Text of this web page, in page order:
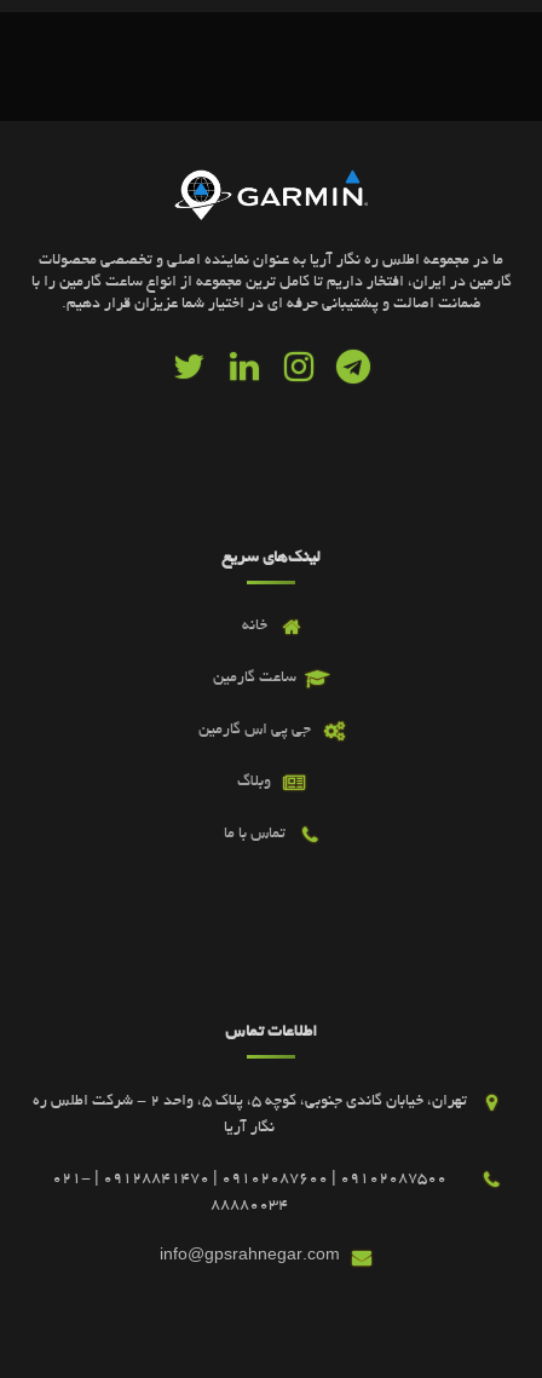
ما در مجموعه اطلس ره نگار آریا به عنوان نماینده اصلی و تخصصی محصولات
گارمین در ایران، افتخار داریم تا کامل ترین مجموعه از انواع ساعت گارمین را با
ضمانت اصالت و پشتیبانی حرفه ای در اختیار شما عزیزان قرار دهیم.
لینک‌های سریع
خانه
ساعت گارمین
جی پی اس گارمین
وبلاگ
تماس با ما
اطلاعات تماس
تهران، خیابان گاندی جنوبی، کوچه 5، پلاک 5، واحد 2 - شرکت اطلس ره
نگار آریا
09102087500 | 09102087600 | 09128841470 | 021-
88880034
info@gpsrahnegar.com